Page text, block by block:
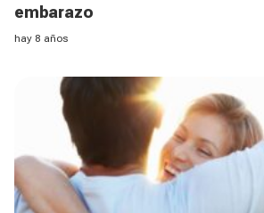
embarazo
hay 8 años